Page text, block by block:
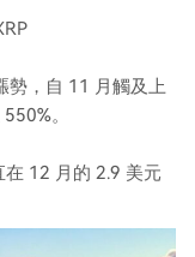
勢，自 11 月觸及上
。
12 月的 2.9 美元